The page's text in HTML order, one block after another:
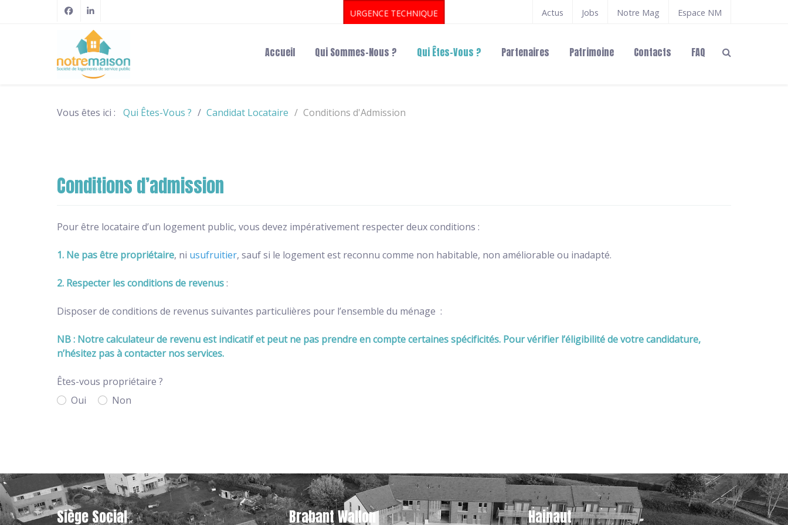
URGENCE TECHNIQUE Actus Jobs Notre Mag Espace NM
Accueil Qui Sommes-Nous ? Qui Êtes-Vous ? Partenaires Patrimoine Contacts FAQ
Vous êtes ici : Qui Êtes-Vous ? Candidat Locataire Conditions d'Admission
Conditions d’admission
Pour être locataire d’un logement public, vous devez impérativement respecter deux conditions :
1. Ne pas être propriétaire, ni usufruitier, sauf si le logement est reconnu comme non habitable, non améliorable ou inadapté.
2. Respecter les conditions de revenus:
Disposer de conditions de revenus suivantes particulières pour l’ensemble du ménage : ​
NB : Notre calculateur de revenu est indicatif et peut ne pas prendre en compte certaines spécificités. Pour vérifier l’éligibilité de votre candidature,
n’hésitez pas à contacter nos services.
Êtes-vous propriétaire ?
Oui
Non
Siège Social Brabant Wallon Hainaut